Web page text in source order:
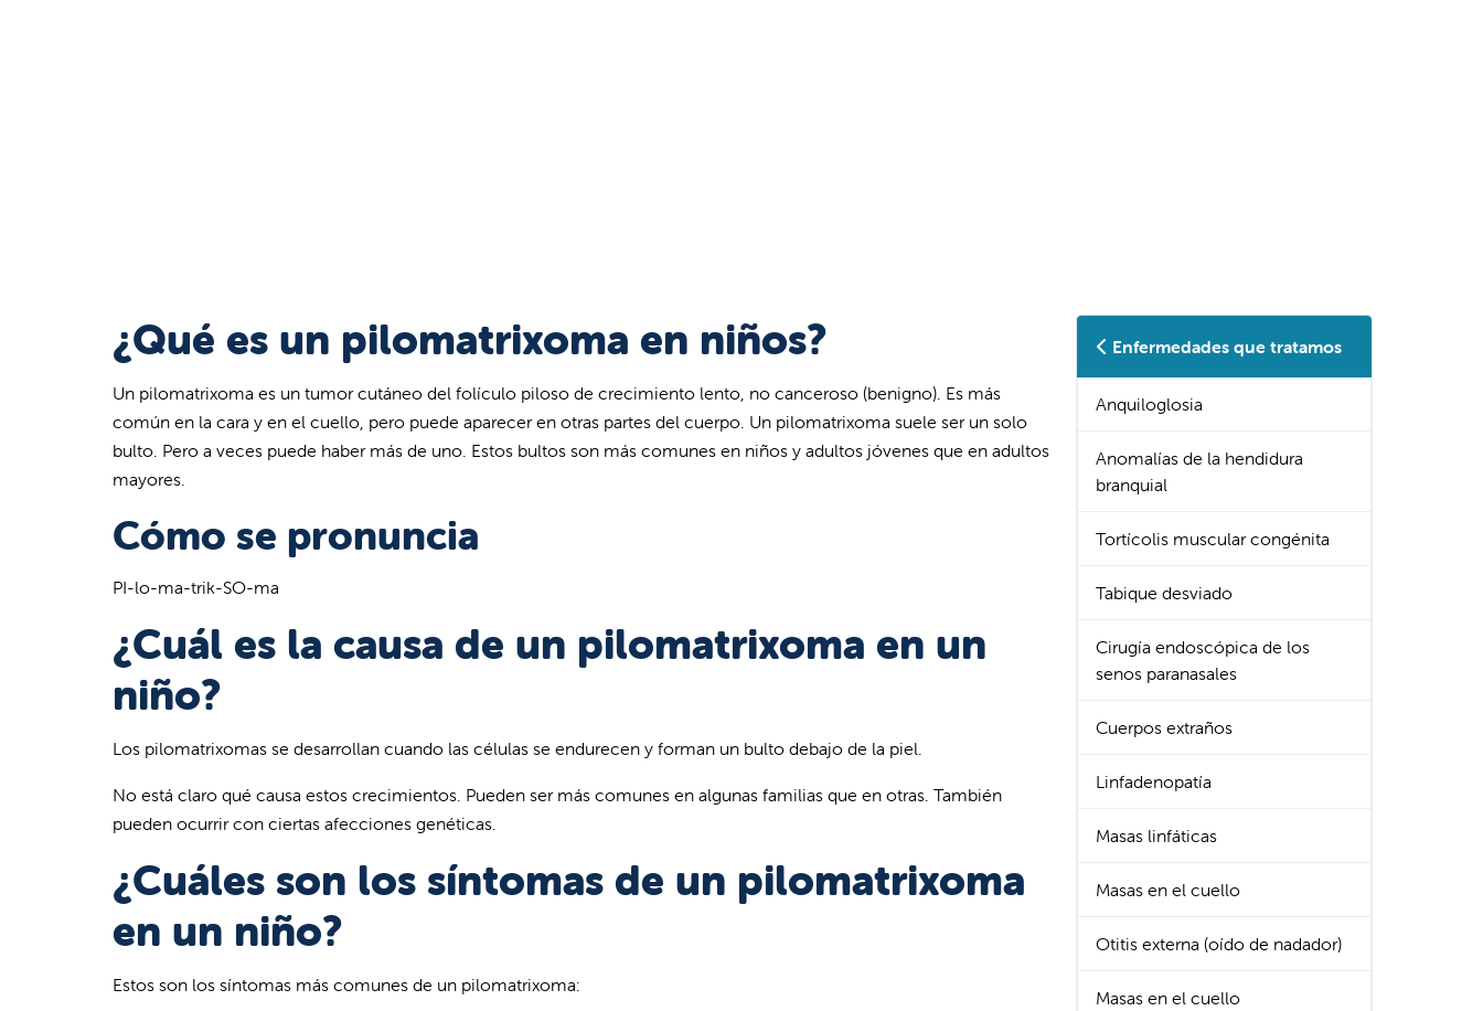
¿Qué es un pilomatrixoma en niños?
Un pilomatrixoma es un tumor cutáneo del folículo piloso de crecimiento lento, no canceroso (benigno). Es más
común en la cara y en el cuello, pero puede aparecer en otras partes del cuerpo. Un pilomatrixoma suele ser un solo
bulto. Pero a veces puede haber más de uno. Estos bultos son más comunes en niños y adultos jóvenes que en adultos
mayores.
Cómo se pronuncia
PI-lo-ma-trik-SO-ma
¿Cuál es la causa de un pilomatrixoma en un
niño?
Los pilomatrixomas se desarrollan cuando las células se endurecen y forman un bulto debajo de la piel.
No está claro qué causa estos crecimientos. Pueden ser más comunes en algunas familias que en otras. También
pueden ocurrir con ciertas afecciones genéticas.
¿Cuáles son los síntomas de un pilomatrixoma
en un niño?
Estos son los síntomas más comunes de un pilomatrixoma:
Enfermedades que tratamos
Anquiloglosia
Anomalías de la hendidura
branquial
Tortícolis muscular congénita
Tabique desviado
Cirugía endoscópica de los
senos paranasales
Cuerpos extraños
Linfadenopatía
Masas linfáticas
Masas en el cuello
Otitis externa (oído de nadador)
Masas en el cuello